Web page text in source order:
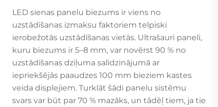
LED sienas panelu biezums ir viens no
uzstādīšanas izmaksu faktoriem telpiski
ierobežotās uzstādīšanas vietās. Ultrašauri paneli,
kuru biezums ir 5–8 mm, var novērst 90 % no
uzstādīšanas dziļuma salīdzinājumā ar
iepriekšējās paaudzes 100 mm bieziem kastes
veida displejiem. Turklāt šādi panelu sistēmu
svars var būt par 70 % mazāks, un tādēļ tiem, ja tie